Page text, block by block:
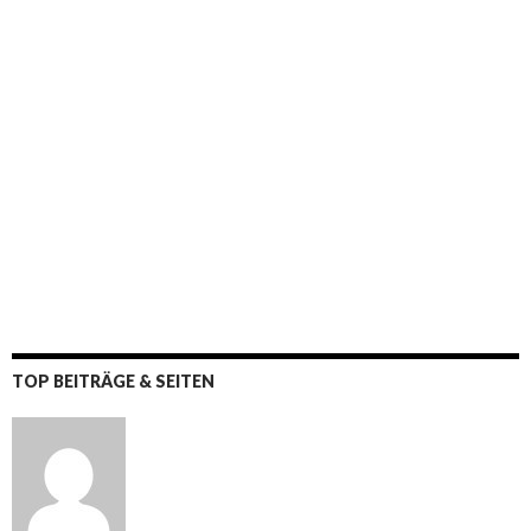
TOP BEITRÄGE & SEITEN